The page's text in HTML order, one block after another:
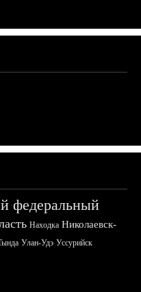
федеральный
Находка Николаевск-
Улан-Удэ Уссурийск